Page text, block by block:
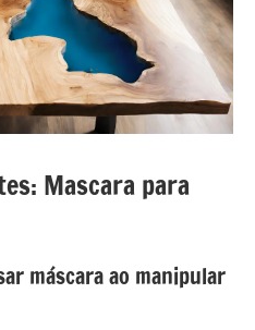
Mascara para
máscara ao manipular